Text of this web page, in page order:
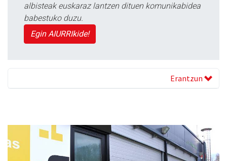
albisteak euskaraz lantzen dituen komunikabidea
babestuko duzu.
Egin AIURRIkide!
Erantzun